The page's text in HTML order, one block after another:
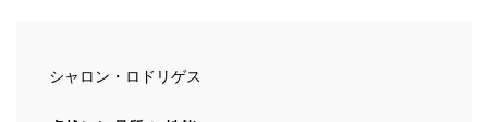
シャロン・ロドリゲス